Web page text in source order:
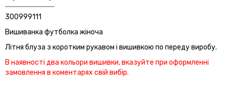
300999111
Вишиванка футболка жіноча
Літня блуза з коротким рукавом і вишивкою по переду виробу.
В наявності два кольори вишивки, вказуйте при оформленні
замовлення в коментарях свій вибір.